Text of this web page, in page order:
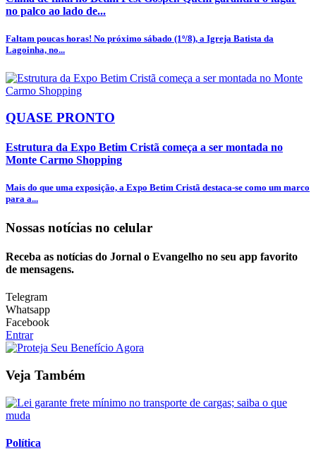
no palco ao lado de...
Faltam poucas horas! No próximo sábado (1º/8), a Igreja Batista da
Lagoinha, no...
QUASE PRONTO
Estrutura da Expo Betim Cristã começa a ser montada no
Monte Carmo Shopping
Mais do que uma exposição, a Expo Betim Cristã destaca-se como um marco
para a...
Nossas notícias no celular
Receba as notícias do Jornal o Evangelho no seu app favorito
de mensagens.
Telegram
Whatsapp
Facebook
Entrar
Veja Também
Política